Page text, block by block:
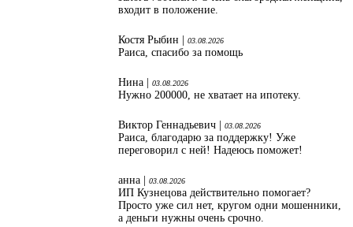
входит в положение.
Костя Рыбин | 03.08.2026
Раиса, спасибо за помощь
Нина | 03.08.2026
Нужно 200000, не хватает на ипотеку.
Виктор Геннадьевич | 03.08.2026
Раиса, благодарю за поддержку! Уже
переговорил с ней! Надеюсь поможет!
анна | 03.08.2026
ИП Кузнецова действительно помогает?
Просто уже сил нет, кругом одни мошенники,
а деньги нужны очень срочно.